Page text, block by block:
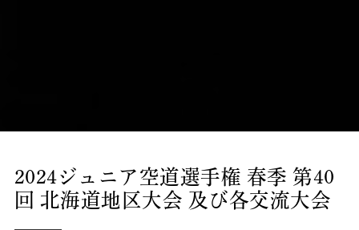
2024ジュニア空道選手権 春季 第40
回 北海道地区大会 及び各交流大会